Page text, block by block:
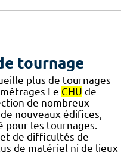
tournage
plus de tournages
Le CHU de
de nombreux
nouveaux édifices,
les tournages.
de difficultés de
de matériel ni de lieux